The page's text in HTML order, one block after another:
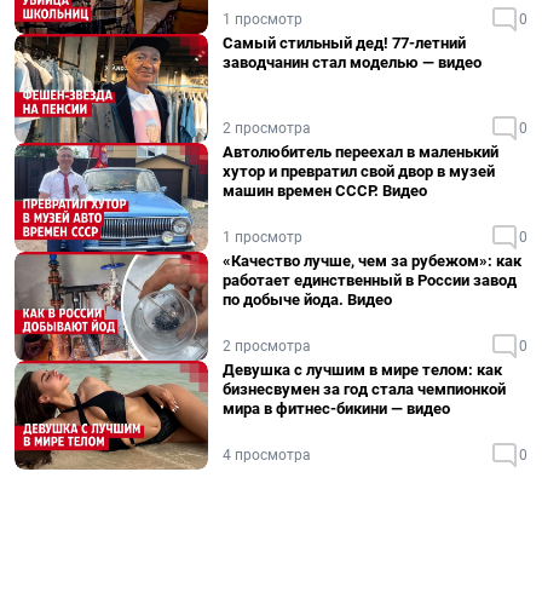
1 просмотр 0
Самый стильный дед! 77-летний
заводчанин стал моделью — видео
2 просмотра 0
Автолюбитель переехал в маленький
хутор и превратил свой двор в музей
машин времен СССР. Видео
1 просмотр 0
«Качество лучше, чем за рубежом»: как
работает единственный в России завод
по добыче йода. Видео
2 просмотра 0
Девушка с лучшим в мире телом: как
бизнесвумен за год стала чемпионкой
мира в фитнес-бикини — видео
4 просмотра 0